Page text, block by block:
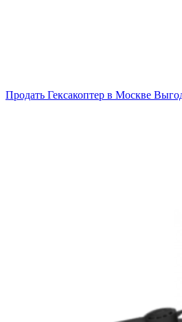
Продать Гексакоптер в Москве